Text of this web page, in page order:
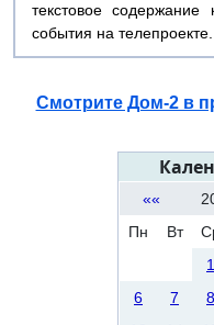
текстовое
события на телепроекте.
Смотрите Дом-2 в
««
Пн
Вт
1
6
7 8